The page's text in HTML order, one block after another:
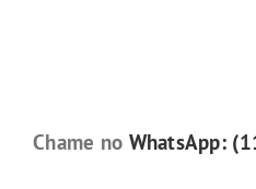
Chame no WhatsApp: